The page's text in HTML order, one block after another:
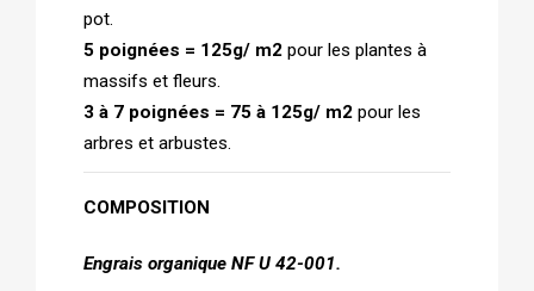
pot.
5 poignées = 125g/ m2 pour les plantes à
massifs et fleurs.
3 à 7 poignées = 75 à 125g/ m2 pour les
arbres et arbustes.
COMPOSITION
Engrais organique NF U 42-001.